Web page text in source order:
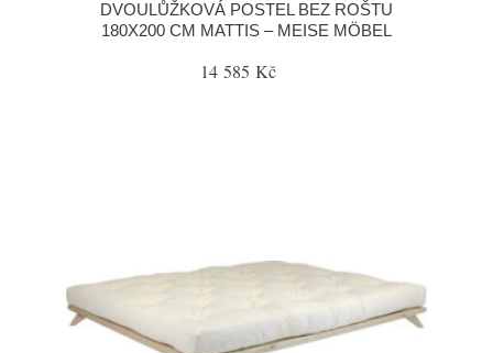
DVOULŮŽKOVÁ POSTEL BEZ ROŠTU
180X200 CM MATTIS – MEISE MÖBEL
14 585 Kč